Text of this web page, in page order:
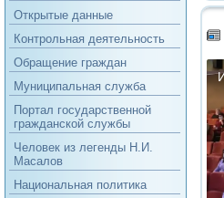
Открытые данные
Контрольная деятельность
Обращение граждан
Муниципальная служба
Портал государственной
гражданской службы
Человек из легенды Н.И.
Масалов
Национальная политика